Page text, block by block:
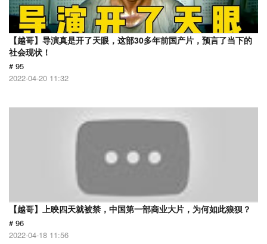
【越哥】导演真是开了天眼，这部30多年前国产片，预言了当下的
社会现状！
# 95
2022-04-20 11:32
【越哥】上映四天就被禁，中国第一部商业大片，为何如此狼狈？
# 96
2022-04-18 11:56